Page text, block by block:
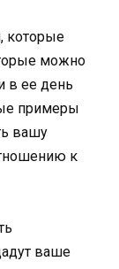
которые
можно
в ее день
примеры
вашу
к
ваше